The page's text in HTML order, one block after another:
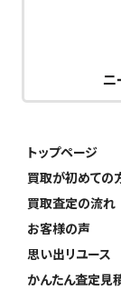
トップページ
買取が初めての
買取査定の流れ
お客様の声
思い出リユース
かんたん査定見